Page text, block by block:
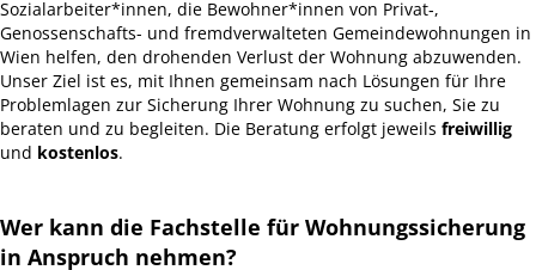
Sozialarbeiter*innen, die Bewohner*innen von Privat‑,
Genossenschafts- und fremdverwalteten Gemeindewohnungen in
Wien helfen, den drohenden Verlust der Wohnung abzuwenden.
Unser Ziel ist es, mit Ihnen gemeinsam nach Lösungen für Ihre
Problemlagen zur Sicherung Ihrer Wohnung zu suchen, Sie zu
beraten und zu begleiten. Die Beratung erfolgt jeweils freiwillig
und kostenlos.
Wer kann die Fachstelle für Wohnungssicherung
in Anspruch nehmen?